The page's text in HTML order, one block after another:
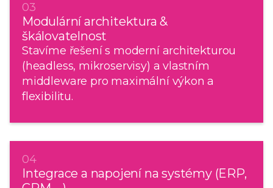
03
Modulární architektura &
škálovatelnost
Stavíme řešení s moderní architekturou
(headless, mikroservisy) a vlastním
middleware pro maximální výkon a
flexibilitu.
04
Integrace a napojení na systémy (ERP,